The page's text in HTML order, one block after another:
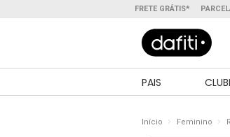
FRETE GRÁTIS*
PAIS
Início Feminino